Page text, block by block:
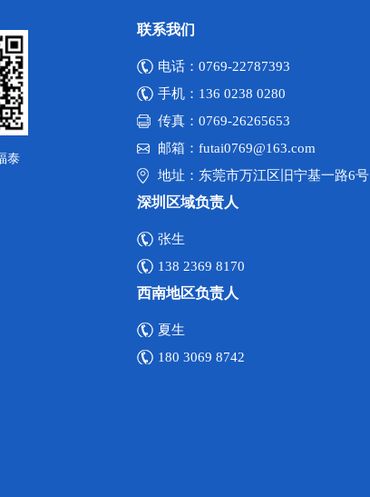
泰
联系我们
电话：0769-22787393
手机：136 0238 0280
传真：0769-26265653
邮箱：futai0769@163.com
地址：东莞市万江区旧宁基一路6号
深圳区域负责人
张生
138 2369 8170
西南地区负责人
夏生
180 3069 8742